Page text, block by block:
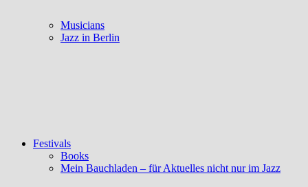
Musicians
Jazz in Berlin
Festivals
Books
Mein Bauchladen – für Aktuelles nicht nur im Jazz